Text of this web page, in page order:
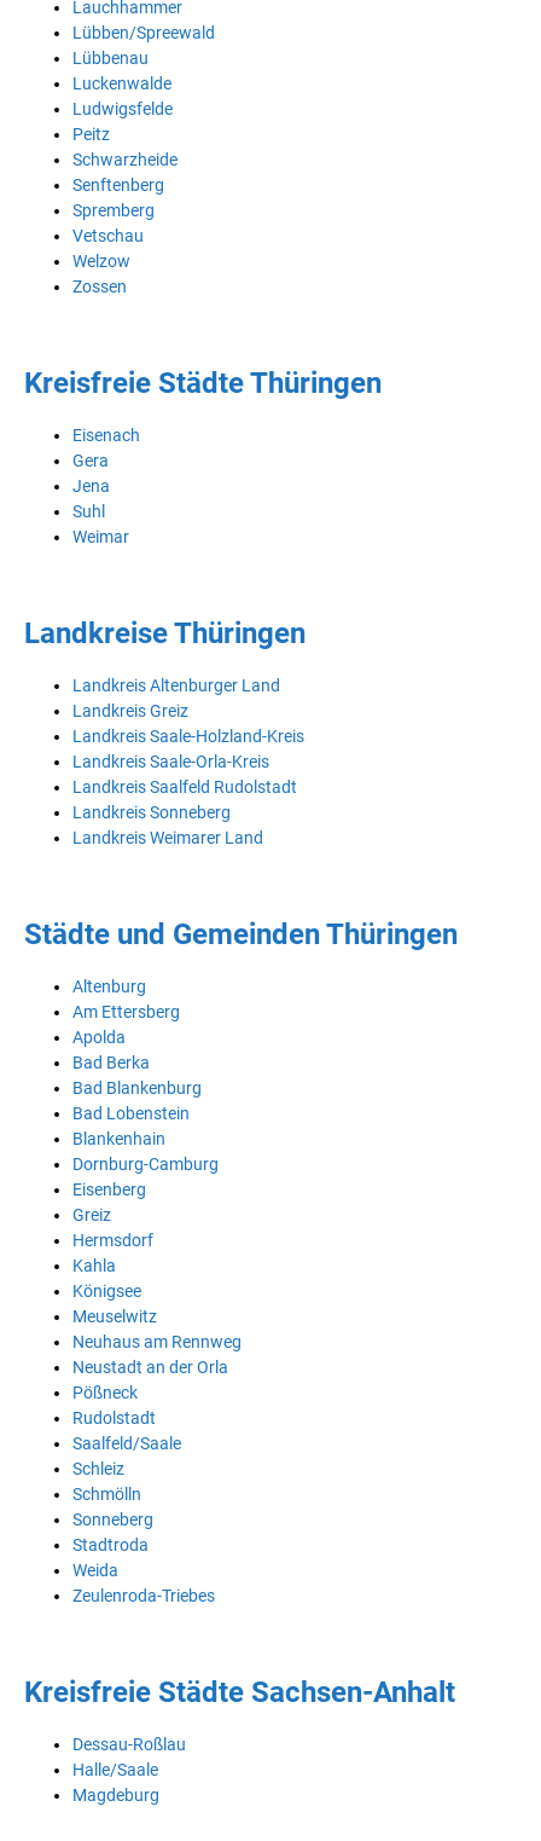
Lauchhammer
Lübben/Spreewald
Lübbenau
Luckenwalde
Ludwigsfelde
Peitz
Schwarzheide
Senftenberg
Spremberg
Vetschau
Welzow
Zossen
Kreisfreie Städte Thüringen
Eisenach
Gera
Jena
Suhl
Weimar
Landkreise Thüringen
Landkreis Altenburger Land
Landkreis Greiz
Landkreis Saale-Holzland-Kreis
Landkreis Saale-Orla-Kreis
Landkreis Saalfeld Rudolstadt
Landkreis Sonneberg
Landkreis Weimarer Land
Städte und Gemeinden Thüringen
Altenburg
Am Ettersberg
Apolda
Bad Berka
Bad Blankenburg
Bad Lobenstein
Blankenhain
Dornburg-Camburg
Eisenberg
Greiz
Hermsdorf
Kahla
Königsee
Meuselwitz
Neuhaus am Rennweg
Neustadt an der Orla
Pößneck
Rudolstadt
Saalfeld/Saale
Schleiz
Schmölln
Sonneberg
Stadtroda
Weida
Zeulenroda-Triebes
Kreisfreie Städte Sachsen-Anhalt
Dessau-Roßlau
Halle/Saale
Magdeburg